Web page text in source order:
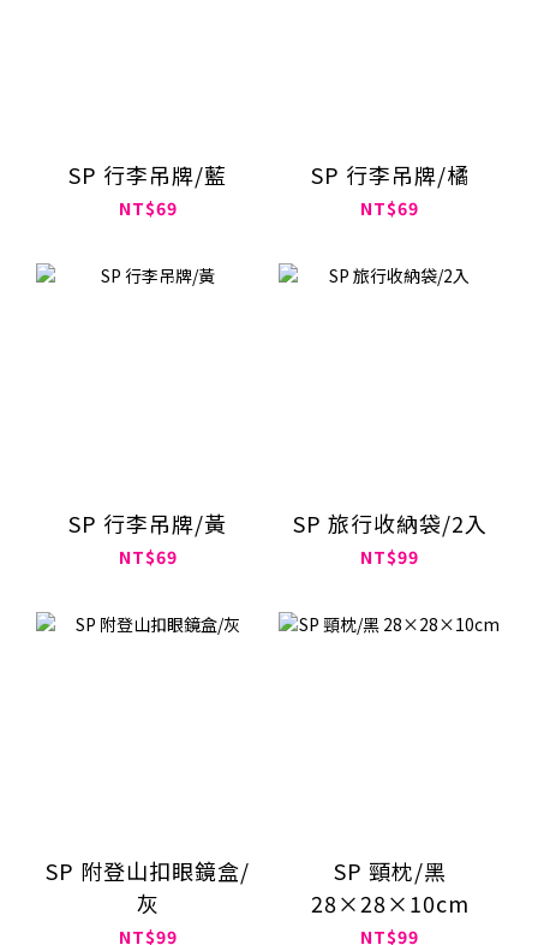
SP 行李吊牌/藍
NT$69
SP 行李吊牌/橘
NT$69
SP 行李吊牌/黃
NT$69
SP 旅行收納袋/2入
NT$99
SP 附登山扣眼鏡盒/
灰
NT$99
SP 頸枕/黑
28×28×10cm
NT$99